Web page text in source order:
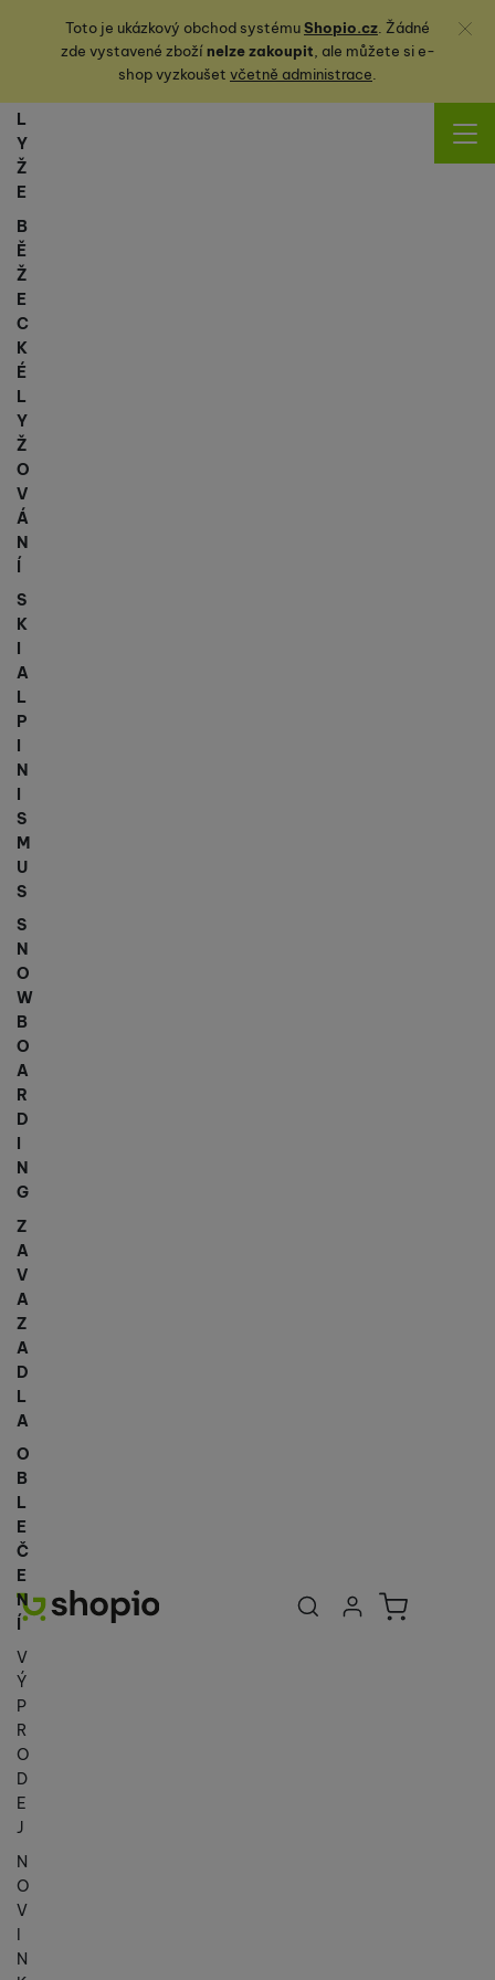
Toto je ukázkový obchod systémuShopio.cz. Žádné
zde vystavené zbožínelze zakoupit, ale můžete sie-
shop vyzkoušet včetně administrace.
Zavřít
Uživatelská
Přihlásit se
Košík
L
Y
Ž
E
B
Ě
Ž
E
C
K
É
L
Y
Ž
O
V
Á
N
Í
S
K
I
A
L
P
I
N
I
S
M
U
S
S
N
O
W
B
O
A
R
D
N
G
Z
A
V
A
Z
A
D
L
A
O
B
L
E
Č
E
N
Í
V
Ý
P
R
O
D
E
J
N
O
V
I
N